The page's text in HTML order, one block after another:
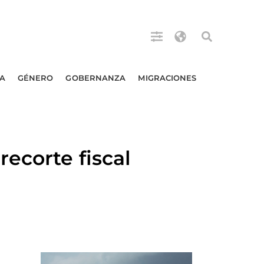
GÉNERO GOBERNANZA MIGRACIONES
fiscal